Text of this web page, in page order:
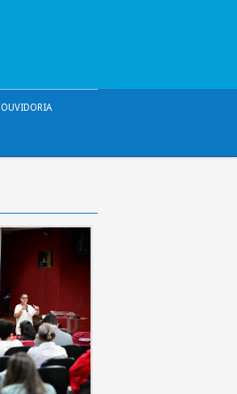
OUVIDORIA